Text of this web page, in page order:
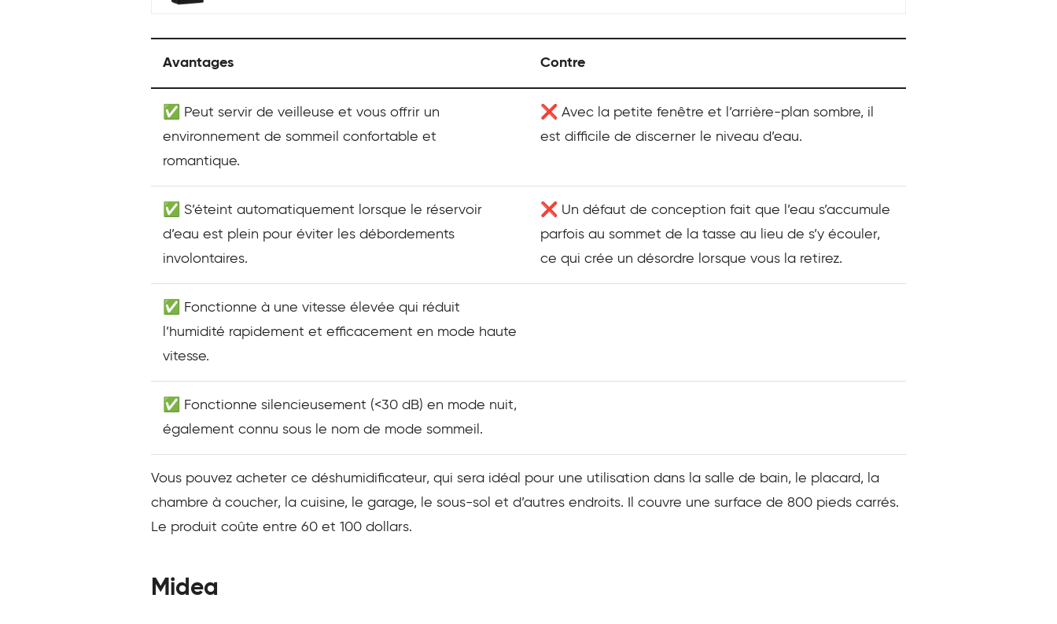
Avantages Contre
✅ Peut servir de veilleuse et vous offrir un
environnement de sommeil confortable et
romantique.
❌ Avec la petite fenêtre et l’arrière-plan sombre, il
est difficile de discerner le niveau d’eau.
✅ S’éteint automatiquement lorsque le réservoir
d’eau est plein pour éviter les débordements
involontaires.
❌ Un défaut de conception fait que l’eau s’accumule
parfois au sommet de la tasse au lieu de s’y écouler,
ce qui crée un désordre lorsque vous la retirez.
✅ Fonctionne à une vitesse élevée qui réduit
l’humidité rapidement et efficacement en mode haute
vitesse.
✅ Fonctionne silencieusement (<30 dB) en mode nuit,
également connu sous le nom de mode sommeil.
Vous pouvez acheter ce déshumidificateur, qui sera idéal pour une utilisation dans la salle de bain, le placard, la
chambre à coucher, la cuisine, le garage, le sous-sol et d’autres endroits. Il couvre une surface de 800 pieds carrés.
Le produit coûte entre 60 et 100 dollars.
Midea